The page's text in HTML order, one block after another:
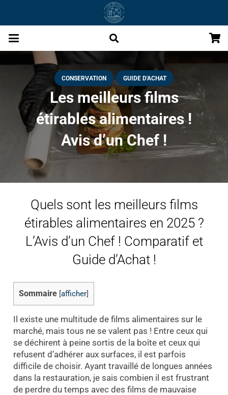
CONSERVATION GUIDE D'ACHAT
Les meilleurs films
étirables alimentaires !
Avis d’un Chef !
Quels sont les meilleurs films
étirables alimentaires en 2025 ?
L’Avis d’un Chef ! Comparatif et
Guide d’Achat !
Sommaire afficher]
Il existe une multitude de films alimentaires sur le
marché, mais tous ne se valent pas ! Entre ceux qui
se déchirent à peine sortis de la boîte et ceux qui
refusent d’adhérer aux surfaces, il est parfois
difficile de choisir. Ayant travaillé de longues années
dans la restauration, je sais combien il est frustrant
de perdre du temps avec des films de mauvaise